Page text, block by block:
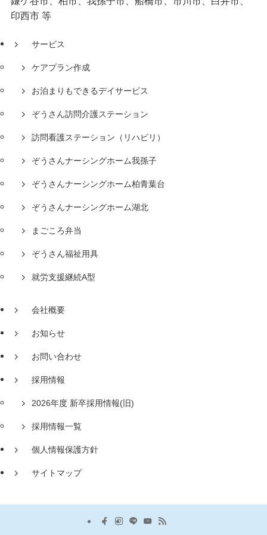
印西市 等
サービス
ケアプラン作成
お泊まりもできるデイサービス
ぞうさん訪問介護ステーション
訪問看護ステーション（リハビリ）
ぞうさんナーシングホーム我孫子
ぞうさんナーシングホーム柏青葉台
ぞうさんナーシングホーム湖北
まごころ弁当
ぞうさん福祉用具
就労支援継続A型
会社概要
お知らせ
お問い合わせ
採用情報
2026年度 新卒採用情報(旧)
採用情報一覧
個人情報保護方針
サイトマップ